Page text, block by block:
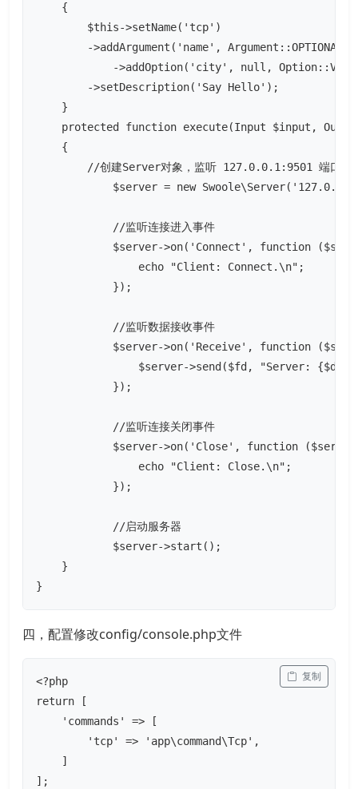
{
$this->setName('tcp')
->addArgument('name', Argument::OPTIONAL,
->addOption('city', null,
->setDescription('Say Hello');
}
protected function execute(Input $input,
{
//创建Server对象，监听 127.0.0.1:9501 端口
$server = new
//监听连接进入事件
$server->on('Connect', function
echo "Client: Connect.\n";
});
//监听数据接收事件
$server->on('Receive', function ($server,
$server->send($fd, "Server:
});
//监听连接关闭事件
$server->on('Close', function ($server,
echo "Client: Close.\n";
});
//启动服务器
$server->start();
}
}
四，配置修改config/console.php文件
<?php
return [
'commands' => [
'tcp' => 'app\command\Tcp',
]
];
复制